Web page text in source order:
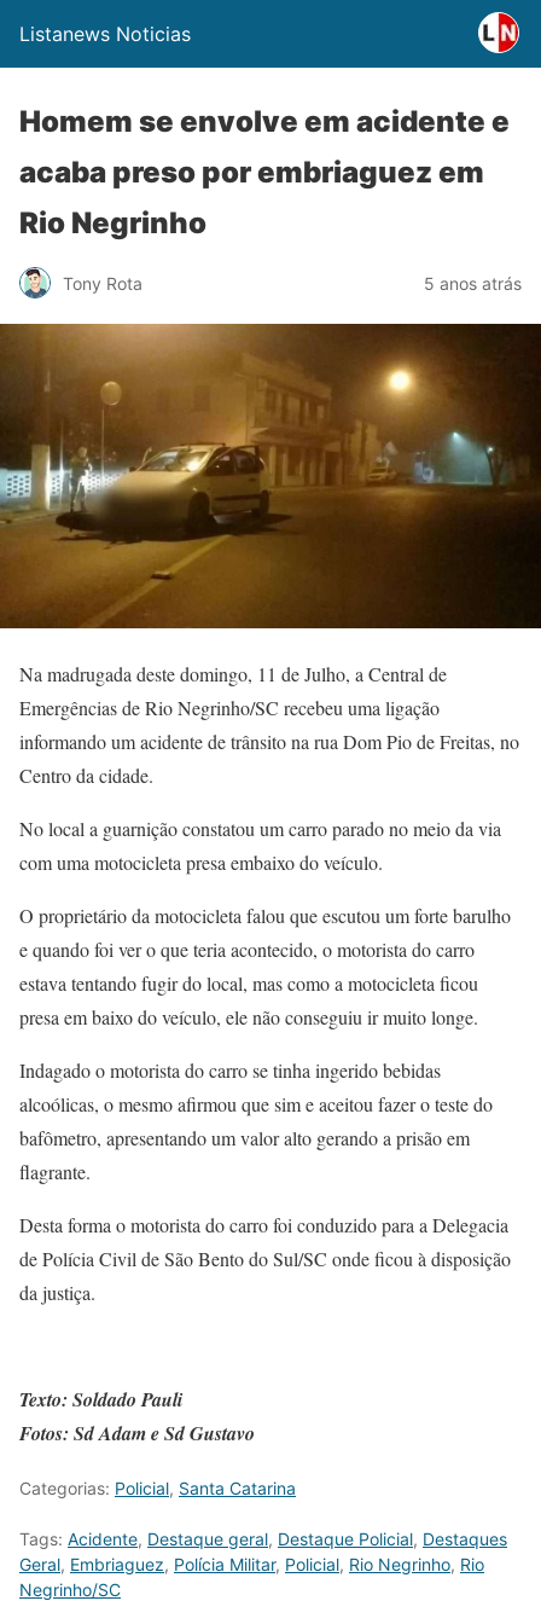
Listanews Noticias
Homem se envolve em acidente e
acaba preso por embriaguez em
Rio Negrinho
Tony Rota 5 anos atrás
Na madrugada deste domingo, 11 de Julho, a Central de
Emergências de Rio Negrinho/SC recebeu uma ligação
informando um acidente de trânsito na rua Dom Pio de Freitas, no
Centro da cidade.
No local a guarnição constatou um carro parado no meio da via
com uma motocicleta presa embaixo do veículo.
O proprietário da motocicleta falou que escutou um forte barulho
e quando foi ver o que teria acontecido, o motorista do carro
estava tentando fugir do local, mas como a motocicleta ficou
presa em baixo do veículo, ele não conseguiu ir muito longe.
Indagado o motorista do carro se tinha ingerido bebidas
alcoólicas, o mesmo afirmou que sim e aceitou fazer o teste do
bafômetro, apresentando um valor alto gerando a prisão em
flagrante.
Desta forma o motorista do carro foi conduzido para a Delegacia
de Polícia Civil de São Bento do Sul/SC onde ficou à disposição
da justiça.
Texto: Soldado Pauli
Fotos: Sd Adam e Sd Gustavo
Categorias: Policial, Santa Catarina
Tags: Acidente, Destaque geral, Destaque Policial, Destaques
Geral, Embriaguez, Polícia Militar, Policial, Rio Negrinho, Rio
Negrinho/SC